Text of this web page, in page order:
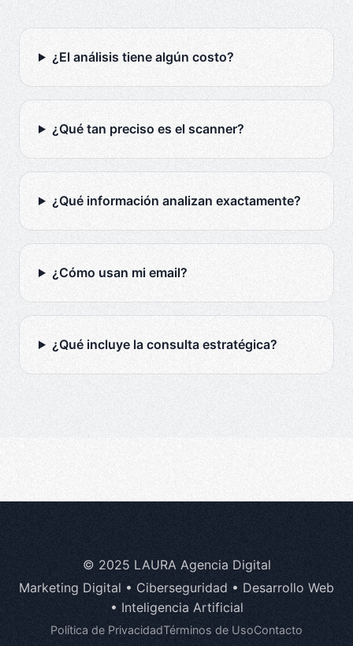
¿El análisis tiene algún costo?
¿Qué tan preciso es el scanner?
¿Qué información analizan exactamente?
¿Cómo usan mi email?
¿Qué incluye la consulta estratégica?
© 2025 LAURA Agencia Digital
Marketing Digital • Ciberseguridad • Desarrollo Web
• Inteligencia Artificial
Política de PrivacidadTérminos de UsoContacto